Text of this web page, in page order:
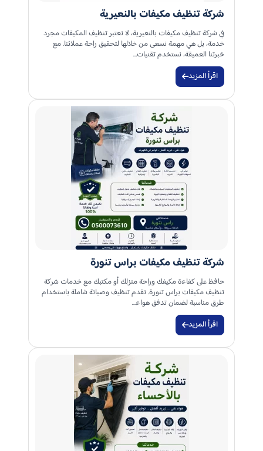
شركة تنظيف مكيفات بالنعيرية
في شركة تنظيف مكيفات بالنعيرية، لا نعتبر تنظيف المكيفات مجرد
خدمة، بل هي مهمة نسعى من خلالها لتحقيق راحة عملائنا. مع
خبرتنا العميقة، نستخدم تقنيات…
اقرأ المزيد
شركة تنظيف مكيفات براس تنورة
حافظ على كفاءة مكيفك وراحة منزلك أو مكتبك مع خدمات شركة
تنظيف مكيفات براس تنورة. نقدم تنظيف وصيانة شاملة باستخدام
طرق مناسبة لضمان تدفق هواء…
اقرأ المزيد